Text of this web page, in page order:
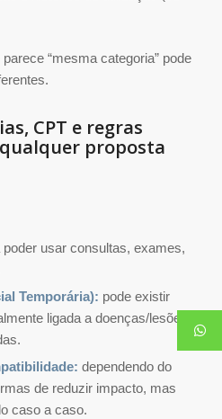
parece “mesma categoria” pode
CPT e regras
proposta
poder usar consultas, exames,
Temporária): pode existir
ligada a doenças/lesões
dependendo do
de reduzir impacto, mas
caso a caso.